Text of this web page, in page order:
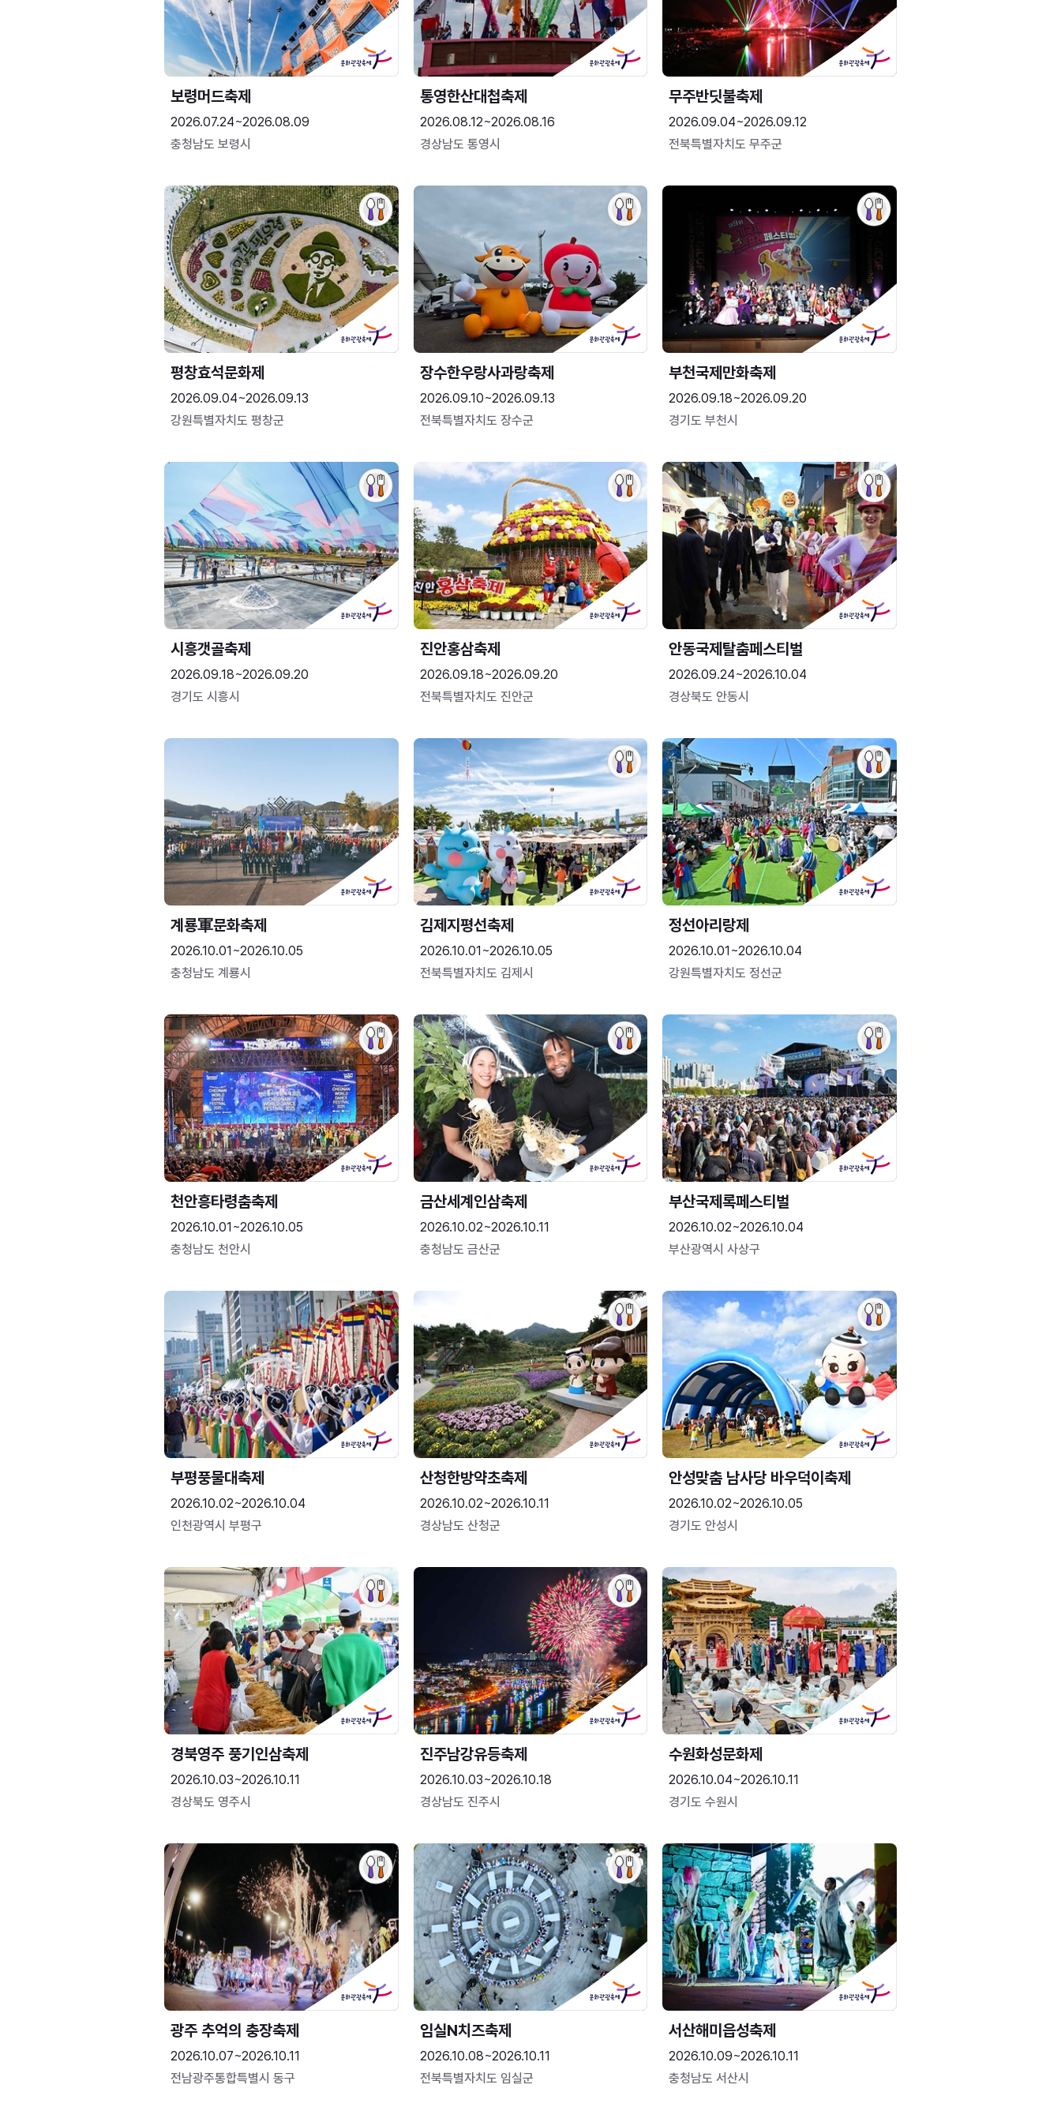
보령머드축제
2026.07.24~2026.08.09
충청남도 보령시
통영한산대첩축제
2026.08.12~2026.08.16
경상남도 통영시
무주반딧불축제
2026.09.04~2026.09.12
전북특별자치도 무주군
평창효석문화제
2026.09.04~2026.09.13
강원특별자치도 평창군
장수한우랑사과랑축제
2026.09.10~2026.09.13
전북특별자치도 장수군
부천국제만화축제
2026.09.18~2026.09.20
경기도 부천시
시흥갯골축제
2026.09.18~2026.09.20
경기도 시흥시
진안홍삼축제
2026.09.18~2026.09.20
전북특별자치도 진안군
안동국제탈춤페스티벌
2026.09.24~2026.10.04
경상북도 안동시
2026.10.01~2026.10.05
충청남도 계룡시
김제지평선축제
2026.10.01~2026.10.05
전북특별자치도 김제시
정선아리랑제
2026.10.01~2026.10.04
강원특별자치도 정선군
천안흥타령춤축제
2026.10.01~2026.10.05
충청남도 천안시
금산세계인삼축제
2026.10.02~2026.10.11
충청남도 금산군
부산국제록페스티벌
2026.10.02~2026.10.04
부산광역시 사상구
부평풍물대축제
2026.10.02~2026.10.04
인천광역시 부평구
산청한방약초축제
2026.10.02~2026.10.11
경상남도 산청군
안성맞춤 남사당 바우덕이축제
2026.10.02~2026.10.05
경기도 안성시
경북영주 풍기인삼축제
2026.10.03~2026.10.11
경상북도 영주시
진주남강유등축제
2026.10.03~2026.10.18
경상남도 진주시
수원화성문화제
2026.10.04~2026.10.11
경기도 수원시
광주 추억의 충장축제
2026.10.07~2026.10.11
전남광주통합특별시 동구
임실N치즈축제
2026.10.08~2026.10.11
전북특별자치도 임실군
서산해미읍성축제
2026.10.09~2026.10.11
충청남도 서산시